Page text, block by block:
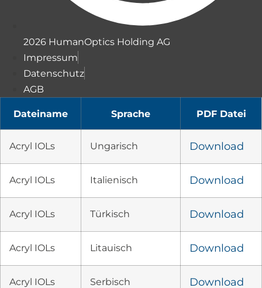
2026 HumanOptics Holding AG
Impressum
Datenschutz
AGB
Dateiname Sprache PDF Datei
Acryl IOLs Ungarisch Download
Acryl IOLs Italienisch Download
Acryl IOLs Türkisch Download
Acryl IOLs Litauisch Download
Acryl IOLs Serbisch Download